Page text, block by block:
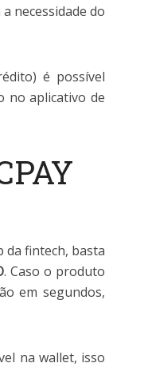
necessidade do
é possível
no aplicativo de
da fintech, basta
. Caso o produto
em segundos,
na wallet, isso